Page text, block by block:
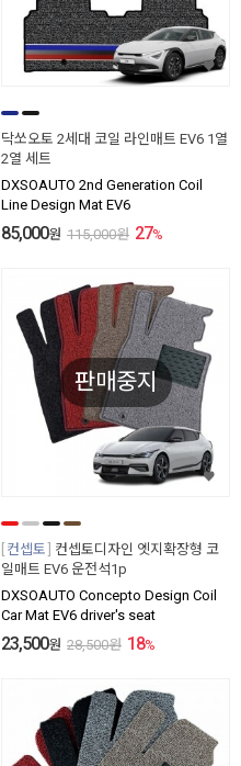
닥쏘오토 2세대 코일 라인매트 EV6 1열
2열 세트
DXSOAUTO 2nd Generation Coil
Line Design Mat EV6
85,000원 115,000원 27%
판매중지
컨셉토
컨셉토디자인 엣지확장형 코
일매트 EV6 운전석1p
DXSOAUTO Concepto Design Coil
Car Mat EV6 driver's seat
23,500원 28,500원 18%